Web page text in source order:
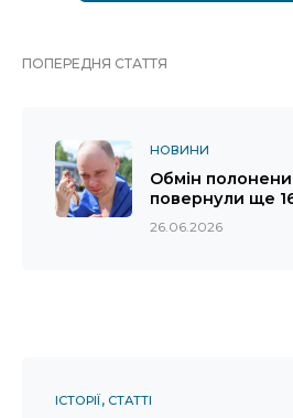
ПОПЕРЕДНЯ СТАТТЯ
НОВИНИ
Обмін
повернули ще
26.06.2026
ІСТОРІЇ СТАТТІ